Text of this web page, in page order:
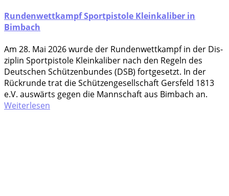
Rundenwettkampf Sportpistole Kleinkaliber in
Bimbach
Am 28. Mai 2026 wur­de der Run­den­wett­kampf in der Dis­
zi­plin Sport­pis­to­le Klein­ka­li­ber nach den Regeln des
Deut­schen Schüt­zen­bun­des (DSB) fort­ge­setzt. In der
Rück­run­de trat die Schüt­zen­ge­sell­schaft Gers­feld 1813
e.V. aus­wärts gegen die Mann­schaft aus Bim­bach an.
Weiterlesen